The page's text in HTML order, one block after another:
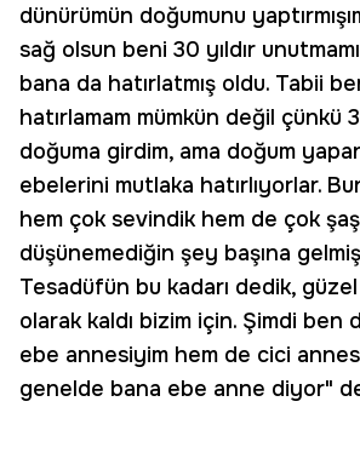
dünürümün doğumunu
sağ olsun beni 30 yıldır
bana da hatırlatmış oldu. Tabii
hatırlamam mümkün değil çünkü
doğuma girdim, ama doğum
ebelerini mutlaka hatırlıyorlar.
hem çok sevindik hem de çok
düşünemediğin şey başına
Tesadüfün bu kadarı dedik,
olarak kaldı bizim için. Şimdi ben
ebe annesiyim hem de cici
genelde bana ebe anne diyor"